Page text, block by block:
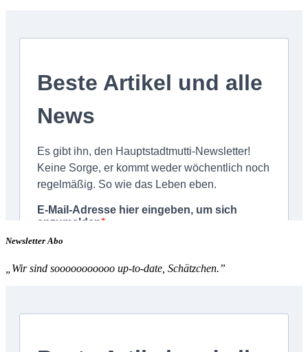
Newsletter Abo
„Wir sind sooooooooooo up-to-date, Schätzchen.”